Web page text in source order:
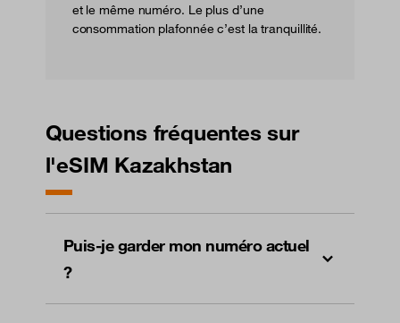
et le même numéro. Le plus d’une
consommation plafonnée c’est la tranquillité.
Questions fréquentes sur
l'eSIM Kazakhstan
Puis-je garder mon numéro actuel
?